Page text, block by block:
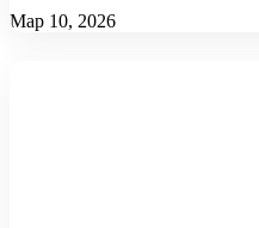
Мар 10, 2026